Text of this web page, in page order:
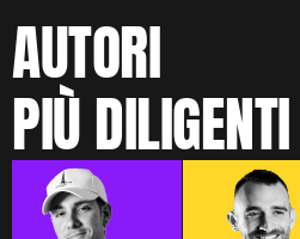
AUTORI
PIÙ DILIGENTI